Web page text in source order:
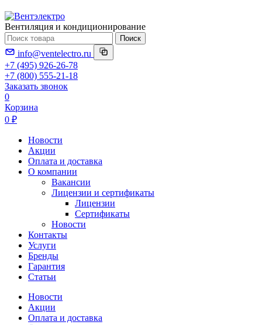
Вентиляция и кондиционирование
Поиск
info@ventelectro.ru
+7 (495) 926-26-78
+7 (800) 555-21-18
Заказать звонок
0
Корзина
0 ₽
Новости
Акции
Оплата и доставка
О компании
Вакансии
Лицензии и сертификаты
Лицензии
Сертификаты
Новости
Контакты
Услуги
Бренды
Гарантия
Статьи
Новости
Акции
Оплата и доставка